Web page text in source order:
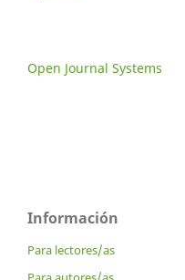
Open Journal Systems
Información
Para lectores/as